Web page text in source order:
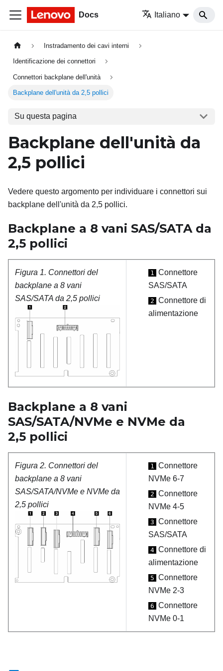
Docs Italiano
Instradamento dei cavi interni
Identificazione dei connettori
Connettori backplane dell'unità
Backplane dell'unità da 2,5 pollici
Su questa pagina
Backplane dell'unità da
2,5 pollici
Vedere questo argomento per individuare i connettori sui
backplane dell'unità da 2,5 pollici.
Backplane a 8 vani SAS/SATA da
2,5 pollici
Figura 1. Connettori del
backplane a 8 vani
SAS/SATA da 2,5 pollici
1
Connettore
SAS/SATA
2 Connettore di
alimentazione
Backplane a 8 vani
SAS/SATA/NVMe e NVMe da
2,5 pollici
Figura 2. Connettori del
backplane a 8 vani
SAS/SATA/NVMe e NVMe da
2,5 pollici
1
Connettore
NVMe 6-7
2 Connettore
NVMe 4-5
3 Connettore
SAS/SATA
4 Connettore di
alimentazione
5 Connettore
NVMe 2-3
6 Connettore
NVMe 0-1